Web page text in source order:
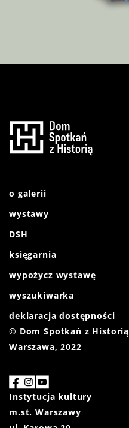
o galerii
wystawy
DSH
księgarnia
wypożycz wystawę
wyszukiwarka
deklaracja dostępności
© Dom Spotkań z Historią
Warszawa, 2022
Instytucja kultury
m.st. Warszawy